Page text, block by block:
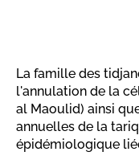
La famille des
l'annulation de la
al Maoulid) ainsi
annuelles de la
épidémiologique